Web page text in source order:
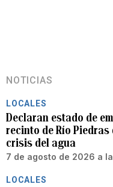
NOTICIAS
LOCALES
Declaran estado de
recinto de Río Piedras
crisis del agua
7 de agosto de 2026 a
LOCALES